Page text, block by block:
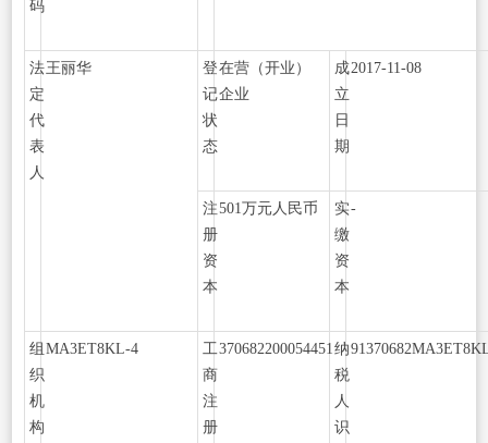
码
法
定
代
表
人
王丽华
登
记
状
态
在营（开业）
企业
成
立
日
期
2017-11-08
注
册
资
本
501万元人民币
实
缴
资
本
-
组
织
机
构
MA3ET8KL-4
工
商
注
册
370682200054451 纳
税
人
识